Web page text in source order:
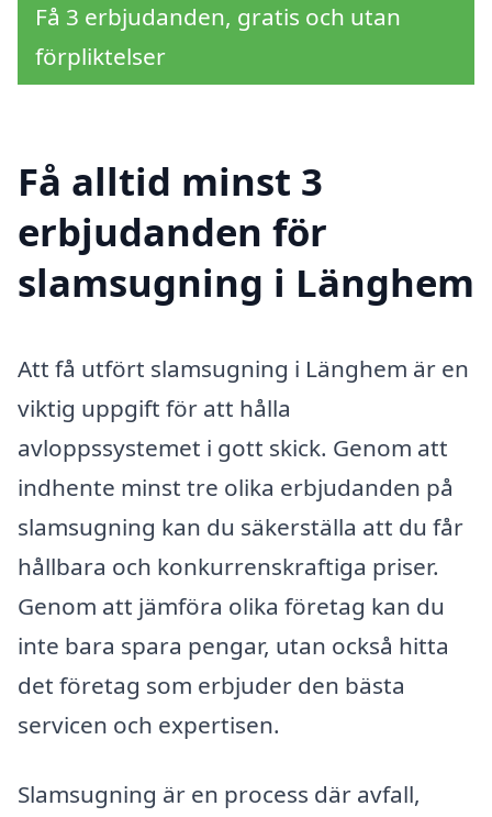
Få 3 erbjudanden, gratis och utan
förpliktelser
Få alltid minst 3
erbjudanden för
slamsugning i Länghem
Att få utfört slamsugning i Länghem är en
viktig uppgift för att hålla
avloppssystemet i gott skick. Genom att
indhente minst tre olika erbjudanden på
slamsugning kan du säkerställa att du får
hållbara och konkurrenskraftiga priser.
Genom att jämföra olika företag kan du
inte bara spara pengar, utan också hitta
det företag som erbjuder den bästa
servicen och expertisen.
Slamsugning är en process där avfall,